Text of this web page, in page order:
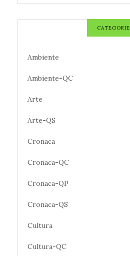
CATEGORIE
Ambiente
Ambiente-QC
Arte
Arte-QS
Cronaca
Cronaca-QC
Cronaca-QP
Cronaca-QS
Cultura
Cultura-QC